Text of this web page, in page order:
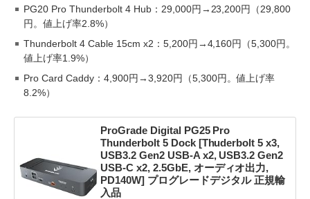
PG20 Pro Thunderbolt 4 Hub：29,000円→23,200円（29,800
円。値上げ率2.8%）
Thunderbolt 4 Cable 15cm x2：5,200円→4,160円（5,300円。
値上げ率1.9%）
Pro Card Caddy：4,900円→3,920円（5,300円。値上げ率
8.2%）
ProGrade Digital PG25 Pro
Thunderbolt 5 Dock [Thuderbolt 5 x3,
USB3.2 Gen2 USB-A x2, USB3.2 Gen2
USB-C x2, 2.5GbE, オーディオ出力,
PD140W] プログレードデジタル 正規輸
入品